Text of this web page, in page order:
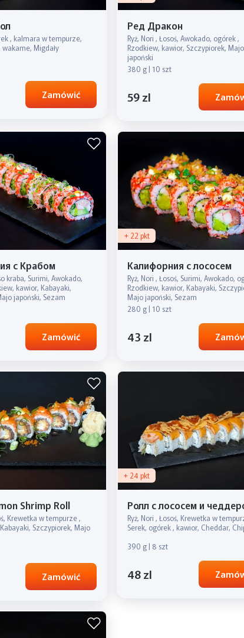
, kalmara w tempurze,
Migdały
Zamówić
Ред Дракон
Ryż, Nori , Łosoś, Awokado, ogórek ,
Rzodkiew, kawior, Szczypiorek, Majo
japoński
380 g | 10 szt
59 zl
с Крабом
kraba, Surimi, Awokado,
kawior, Kabayaki,
japoński, Sezam
Zamówić
+ 22 pkt
Калифорния с лососем
Ryż, Nori , Łosoś, Surimi, Awokado,
Rzodkiew, kawior, Kabayaki,
Majo japoński, Sezam
280 g | 10 szt
43 zl
Shrimp Roll
Krewetka w tempurze ,
Szczypiorek, Majo
Zamówić
+ 24 pkt
Ролл с лососем и
Ryż, Nori , Łosoś, Krewetka w
Serek, ogórek , kawior, Cheddar,
390 g | 8 szt
48 zl